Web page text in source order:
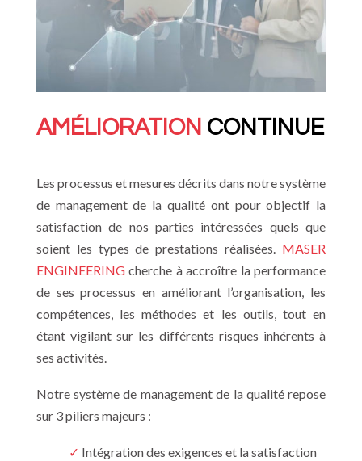
AMÉLIORATION CONTINUE
Les processus et mesures décrits dans notre système
de management de la qualité ont pour objectif la
satisfaction de nos parties intéressées quels que
soient les types de prestations réalisées. MASER
ENGINEERINGcherche à accroître la performance
de ses processus en améliorant l’organisation, les
compétences, les méthodes et les outils, tout en
étant vigilant sur les différents risques inhérents à
ses activités.
Notre système de management de la qualité repose
sur 3 piliers majeurs :
✓ Intégration des exigences et la satisfaction